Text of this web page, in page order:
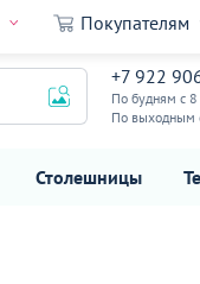
Покупателям
+7 922
По будням с 8
По выходным
Столешницы
15 690